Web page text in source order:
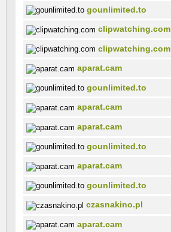
gounlimited.to
clipwatching.com
clipwatching.com
aparat.cam
gounlimited.to
aparat.cam
aparat.cam
gounlimited.to
aparat.cam
gounlimited.to
czasnakino.pl
aparat.cam